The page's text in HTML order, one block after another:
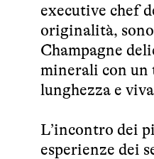
executive chef
originalità,
Champagne
minerali con un
lunghezza e
L’incontro dei
esperienze dei